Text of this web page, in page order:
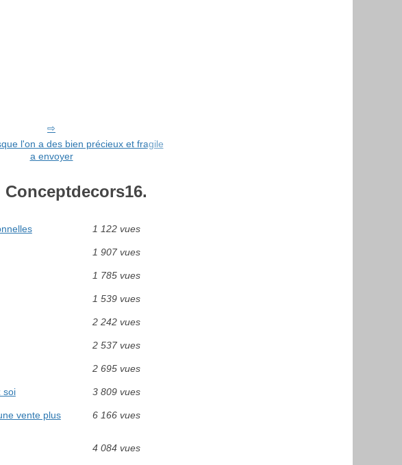
l'on a des bien précieux et fragile
a envoyer
1 122 vues
1 907 vues
1 785 vues
1 539 vues
2 242 vues
2 537 vues
2 695 vues
soi 3 809 vues
vente plus
6 166 vues
4 084 vues